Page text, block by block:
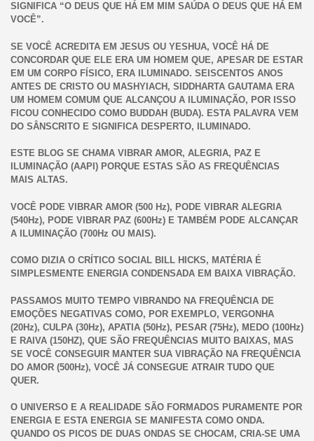
SIGNIFICA “O DEUS QUE HÁ EM MIM SAÚDA O DEUS QUE HÁ EM
VOCÊ”.
SE VOCÊ ACREDITA EM JESUS OU YESHUA, VOCÊ HÁ DE
CONCORDAR QUE ELE ERA UM HOMEM QUE, APESAR DE ESTAR
EM UM CORPO FÍSICO, ERA ILUMINADO. SEISCENTOS ANOS
ANTES DE CRISTO OU MASHYIACH, SIDDHARTA GAUTAMA ERA
UM HOMEM COMUM QUE ALCANÇOU A ILUMINAÇÃO, POR ISSO
FICOU CONHECIDO COMO BUDDAH (BUDA). ESTA PALAVRA VEM
DO SÂNSCRITO E SIGNIFICA DESPERTO, ILUMINADO.
ESTE BLOG SE CHAMA VIBRAR AMOR, ALEGRIA, PAZ E
ILUMINAÇÃO (AAPI) PORQUE ESTAS SÃO AS FREQUÊNCIAS
MAIS ALTAS.
VOCÊ PODE VIBRAR AMOR (500 Hz), PODE VIBRAR ALEGRIA
(540Hz), PODE VIBRAR PAZ (600Hz) E TAMBÉM PODE ALCANÇAR
A ILUMINAÇÃO (700Hz OU MAIS).
COMO DIZIA O CRÍTICO SOCIAL BILL HICKS, MATÉRIA É
SIMPLESMENTE ENERGIA CONDENSADA EM BAIXA VIBRAÇÃO.
PASSAMOS MUITO TEMPO VIBRANDO NA FREQUÊNCIA DE
EMOÇÕES NEGATIVAS COMO, POR EXEMPLO, VERGONHA
(20Hz), CULPA (30Hz), APATIA (50Hz), PESAR (75Hz), MEDO (100Hz)
E RAIVA (150HZ), QUE SÃO FREQUÊNCIAS MUITO BAIXAS, MAS
SE VOCÊ CONSEGUIR MANTER SUA VIBRAÇÃO NA FREQUÊNCIA
DO AMOR (500Hz), VOCÊ JÁ CONSEGUE ATRAIR TUDO QUE
QUER.
O UNIVERSO E A REALIDADE SÃO FORMADOS PURAMENTE POR
ENERGIA E ESTA ENERGIA SE MANIFESTA COMO ONDA.
QUANDO OS PICOS DE DUAS ONDAS SE CHOCAM, CRIA-SE UMA